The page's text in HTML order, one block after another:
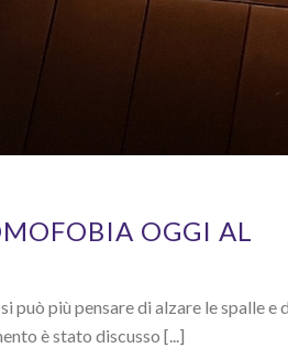
OGGI AL
può più pensare di alzare le spalle e
è stato discusso [...]